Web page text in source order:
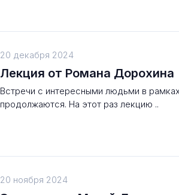
20 декабря 2024
Лекция от Романа Дорохина
Встречи с интересными людьми в
продолжаются. На этот раз лекцию ..
20 ноября 2024